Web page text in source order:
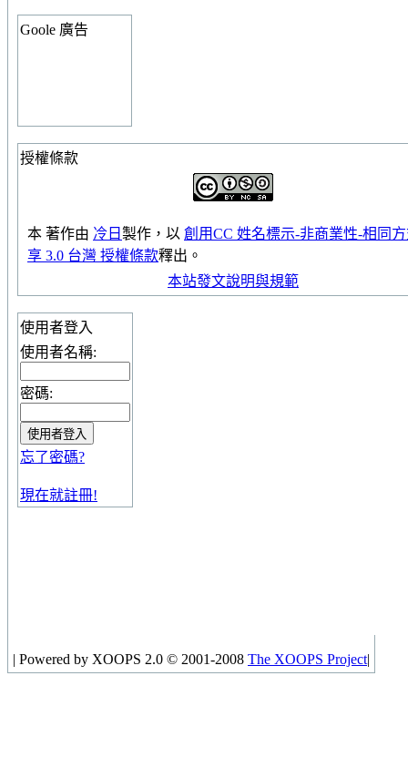
Goole 廣告
授權條款
本 著作由 冷日 製作，以 創用CC 姓名標示-非商業性-相同
享 3.0 台灣 授權條款釋出。
本站發文說明與規範
使用者登入
使用者名稱:
密碼:
忘了密碼?
現在就註冊!
| Powered by XOOPS 2.0 © 2001-2008 The XOOPS Project|